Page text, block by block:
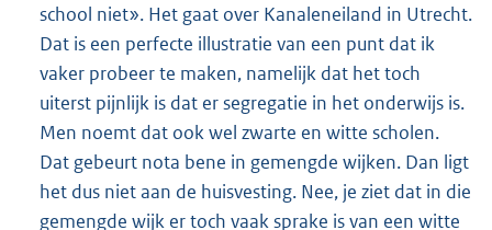
school niet». Het gaat over Kanaleneiland in Utrecht.
Dat is een perfecte illustratie van een punt dat ik
vaker probeer te maken, namelijk dat het toch
uiterst pijnlijk is dat er segregatie in het onderwijs is.
Men noemt dat ook wel zwarte en witte scholen.
Dat gebeurt nota bene in gemengde wijken. Dan ligt
het dus niet aan de huisvesting. Nee, je ziet dat in die
gemengde wijk er toch vaak sprake is van een witte